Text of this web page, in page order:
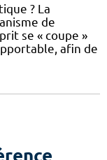
? La
de
se « coupe »
afin de